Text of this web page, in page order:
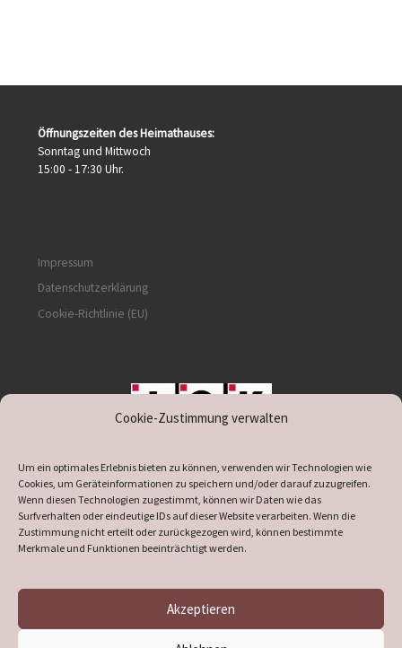
Cookie-Zustimmung verwalten
Um ein optimales Erlebnis bieten zu können, verwenden wir Technologien wie
Cookies, um Geräteinformationen zu speichern und/oder darauf zuzugreifen.
Wenn diesen Technologien zugestimmt, können wir Daten wie das
Surfverhalten oder eindeutige IDs auf dieser Website verarbeiten. Wenn die
Zustimmung nicht erteilt oder zurückgezogen wird, können bestimmte
Merkmale und Funktionen beeinträchtigt werden.
Akzeptieren
Öffnungszeiten des Heimathauses:
Sonntag und Mittwoch
15:00 - 17:30 Uhr.
Impressum
Datenschutzerklärung
Cookie-Richtlinie (EU)
supported by DÖ